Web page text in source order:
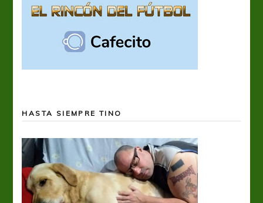
HASTA SIEMPRE TINO